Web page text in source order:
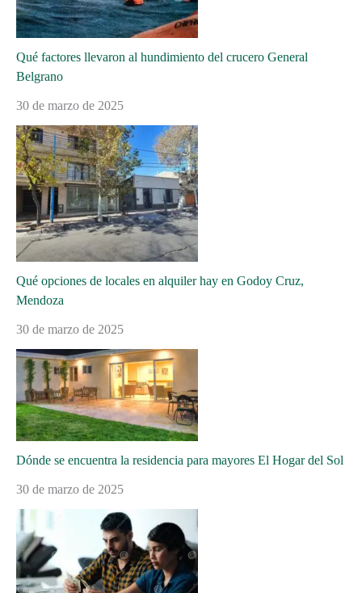
Qué factores llevaron al hundimiento del crucero General
Belgrano
30 de marzo de 2025
Qué opciones de locales en alquiler hay en Godoy Cruz,
Mendoza
30 de marzo de 2025
Dónde se encuentra la residencia para mayores El Hogar del Sol
30 de marzo de 2025